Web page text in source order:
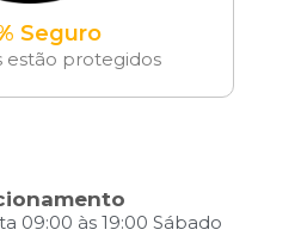
Seguro
estão protegidos
09:00 às 19:00 Sábado